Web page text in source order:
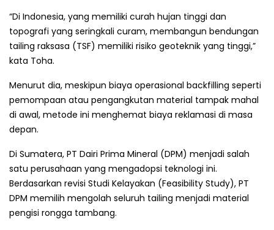
“Di Indonesia, yang memiliki curah hujan tinggi dan
topografi yang seringkali curam, membangun bendungan
tailing raksasa (TSF) memiliki risiko geoteknik yang tinggi,”
kata Toha.
Menurut dia, meskipun biaya operasional backfilling seperti
pemompaan atau pengangkutan material tampak mahal
di awal, metode ini menghemat biaya reklamasi di masa
depan.
Di Sumatera, PT Dairi Prima Mineral (DPM) menjadi salah
satu perusahaan yang mengadopsi teknologi ini.
Berdasarkan revisi Studi Kelayakan (Feasibility Study), PT
DPM memilih mengolah seluruh tailing menjadi material
pengisi rongga tambang.